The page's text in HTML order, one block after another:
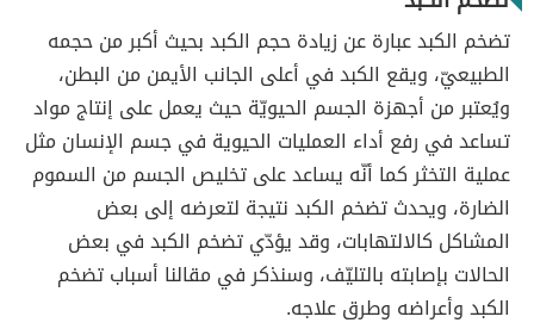
تضخم الكبد عبارة عن زيادة حجم الكبد بحيث أكبر من حجمه
الطبيعيّ، ويقع الكبد في أعلى الجانب الأيمن من البطن،
ويُعتبر من أجهزة الجسم الحيويّة حيث يعمل على إنتاج مواد
تساعد في رفع أداء العمليات الحيوية في جسم الإنسان مثل
عملية التخثر كما أنّه يساعد على تخليص الجسم من السموم
الضارة، ويحدث تضخم الكبد نتيجة لتعرضه إلى بعض
المشاكل كالالتهابات، وقد يؤدّي تضخم الكبد في بعض
الحالات بإصابته بالتليّف، وسنذكر في مقالنا أسباب تضخم
الكبد وأعراضه وطرق علاجه.